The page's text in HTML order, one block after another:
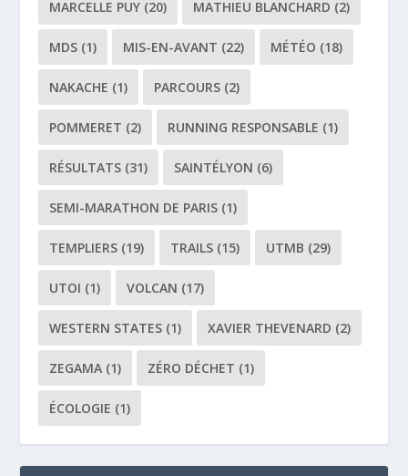
MARCELLE PUY (20) MATHIEU BLANCHARD (2)
MDS (1) MIS-EN-AVANT (22) MÉTÉO (18)
NAKACHE (1) PARCOURS (2)
POMMERET (2) RUNNING RESPONSABLE (1)
RÉSULTATS (31) SAINTÉLYON (6)
SEMI-MARATHON DE PARIS (1)
TEMPLIERS (19) TRAILS (15) UTMB (29)
UTOI (1) VOLCAN (17)
WESTERN STATES (1) XAVIER THEVENARD (2)
ZEGAMA (1) ZÉRO DÉCHET (1)
ÉCOLOGIE (1)